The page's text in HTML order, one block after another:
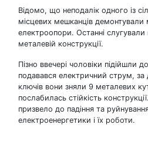
Відомо, що неподалік одного із
місцевих мешканців демонтували
електроопори. Останні
металевій конструкції.
Пізно ввечері чоловіки підійшли
подавався електричний струм,
ключів вони зняли 9 металевих
послабилась стійкість
призвело до падіння та руйнування
електроенергетики і їх роботи.